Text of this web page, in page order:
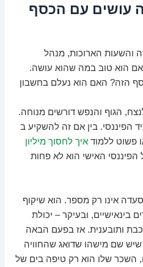
עושים עם הכסף
והשעות הארוכות, מנהל
הוא טוב במה שהוא עושה.
הזה? האם הוא נעלם בחשבון
הגוף והנפש דורשים מנוחה.
הפיננסי. בין אם זה להשקיע ב
פשוט ללמודאיך לחסוך מיליון
הפיננסי האישי הוא לא פחות
אינו רק מספר. הוא שיקוף
בינאישיים, ובעיקר – יכולת
ותובענית. אז בפעם הבאה
שם מישהו שדואג שהחוויה
השכר שלו הוא רק טיפה בים של